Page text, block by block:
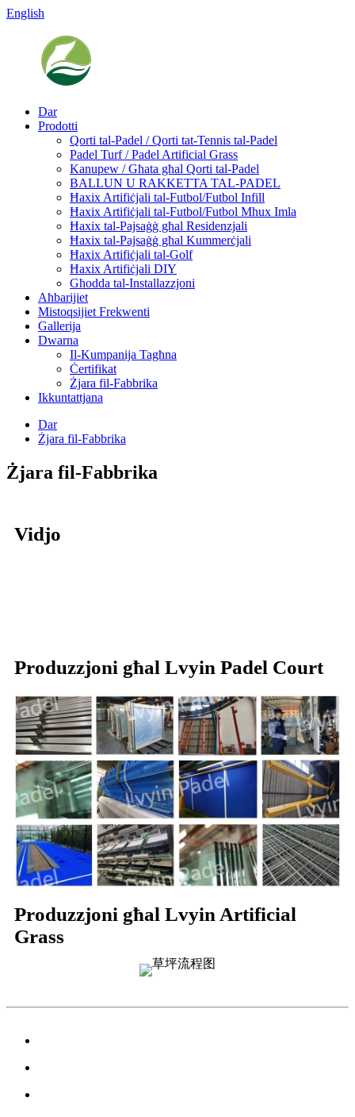
English
Dar
Prodotti
Qorti tal-Padel / Qorti tat-Tennis tal-Padel
Padel Turf / Padel Artificial Grass
Kanupew / Għata għal Qorti tal-Padel
BALLUN U RAKKETTA TAL-PADEL
Ħaxix Artifiċjali tal-Futbol/Futbol Infill
Ħaxix Artifiċjali tal-Futbol/Futbol Mhux Imla
Ħaxix tal-Pajsaġġ għal Residenzjali
Ħaxix tal-Pajsaġġ għal Kummerċjali
Ħaxix Artifiċjali tal-Golf
Ħaxix Artifiċjali DIY
Għodda tal-Installazzjoni
Aħbarijiet
Mistoqsijiet Frekwenti
Gallerija
Dwarna
Il-Kumpanija Tagħna
Ċertifikat
Żjara fil-Fabbrika
Ikkuntattjana
Dar
Żjara fil-Fabbrika
Żjara fil-Fabbrika
Vidjo
Produzzjoni għal Lvyin Padel Court
Produzzjoni għal Lvyin Artificial
Grass